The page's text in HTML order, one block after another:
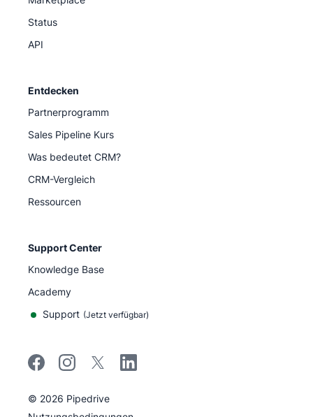
Status
API
Entdecken
Partnerprogramm
Sales Pipeline Kurs
Was bedeutet CRM?
CRM-Vergleich
Ressourcen
Support Center
Knowledge Base
Academy
Support (Jetzt verfügbar)
© 2026 Pipedrive